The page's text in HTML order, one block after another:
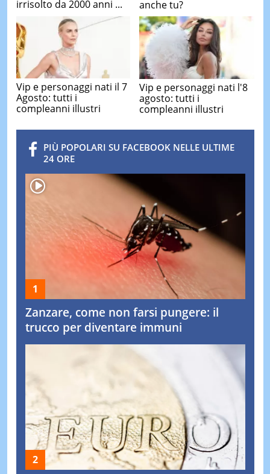
irrisolto da 2000 anni ...
anche tu?
Vip e personaggi nati il 7
Agosto: tutti i
compleanni illustri
Vip e personaggi nati l'8
agosto: tutti i
compleanni illustri
PIÙ POPOLARI SU FACEBOOK NELLE ULTIME
24 ORE
Zanzare, come non farsi pungere: il
trucco per diventare immuni